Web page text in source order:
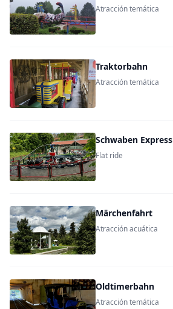
Atracción temática
Traktorbahn
Atracción temática
Schwaben Express
Flat ride
Märchenfahrt
Atracción acuática
Oldtimerbahn
Atracción temática